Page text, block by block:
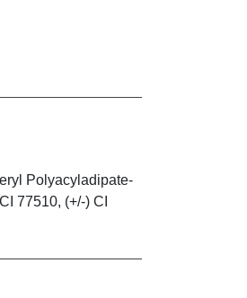
Polyacyladipate-
77510, (+/-) CI